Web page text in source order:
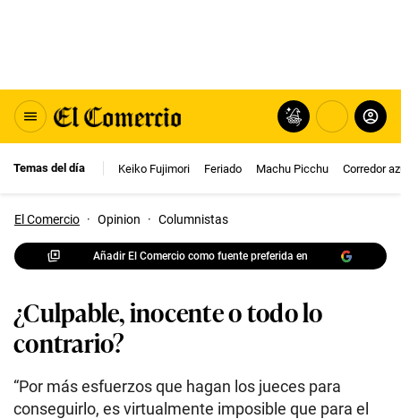
Temas del día Keiko Fujimori Feriado Machu Picchu Corredor
El Comercio · Opinion · Columnistas
Añadir El Comercio como fuente preferida en
¿Culpable, inocente o todo lo
contrario?
“Por más esfuerzos que hagan los jueces para
conseguirlo, es virtualmente imposible que para el